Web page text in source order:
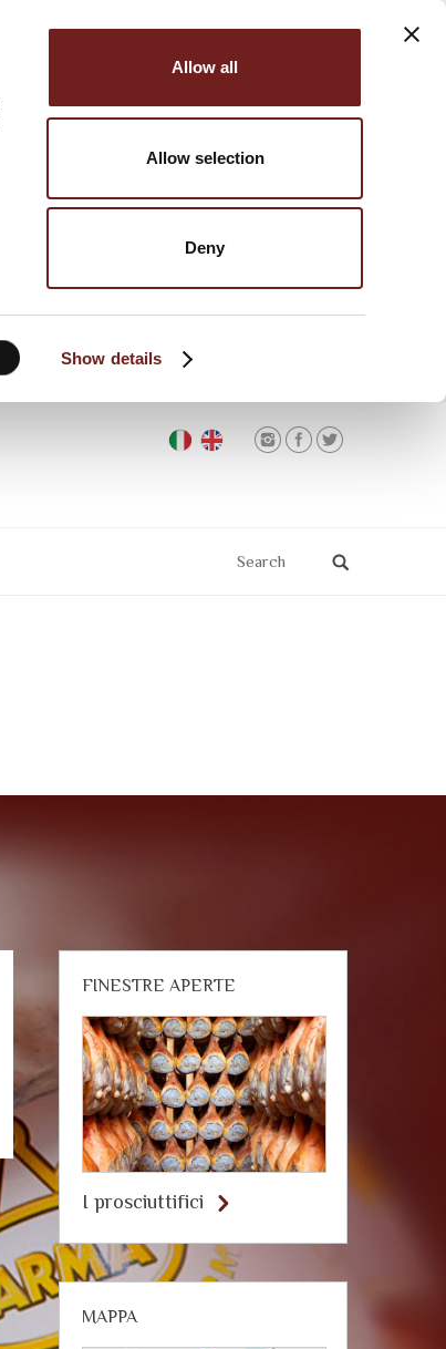
Show details
Allow all
Allow selection
Deny
Search
FINESTRE APERTE
I prosciuttifici
MAPPA